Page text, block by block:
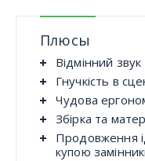
Плюсы
Відмінний звук
Гнучкість в
Чудова
Збірка та
Продовження
купою